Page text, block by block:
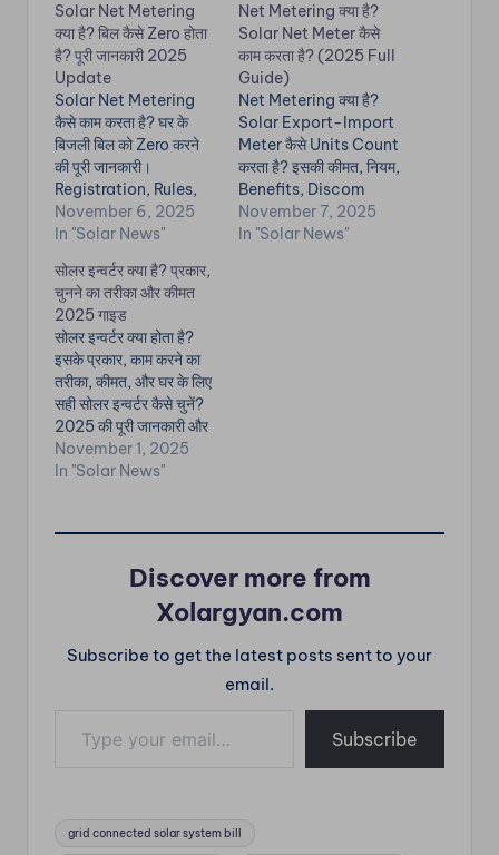
Solar Net Metering
क्या है? बिल कैसे Zero होता
है? पूरी जानकारी 2025
Update
Solar Net Metering
कैसे काम करता है? घर के
बिजली बिल को Zero करने
की पूरी जानकारी।
Registration, Rules,
Charges, Benefits और
2025 Subsidy
Metering क्या है? जब
Solar Panel घर से ज्यादा
बिजली बनाता है, तो Extra
बिजली Grid में भेजी जाती
हैऔर बदले में…
November 6, 2025
In "Solar News"
Net Metering क्या है?
Solar Net Meter कैसे
काम करता है? (2025 Full
Guide)
Net Metering क्या है?
Solar Export-Import
Meter कैसे Units Count
करता है? इसकी कीमत, नियम,
Benefits, Discom
Approval और Bill
Settlement Process
November 7, 2025
In "Solar News"
सोलर इन्वर्टर क्या है? प्रकार,
चुनने का तरीका और कीमत
2025 गाइड
सोलर इन्वर्टर क्या होता है?
इसके प्रकार, काम करने का
तरीका, कीमत, और घर के लिए
सही सोलर इन्वर्टर कैसे चुनें?
2025 की पूरी जानकारी और
FAQ! ✅ सोलर इन्वर्टर क्या
होता है? Solar Panel DC
वाले Appliances को
(Alternating…
November 1, 2025
In "Solar News"
Discover more from
Xolargyan.com
Subscribe to get the latest posts sent to your
email.
Subscribe
Tags:
grid connected solar system bill